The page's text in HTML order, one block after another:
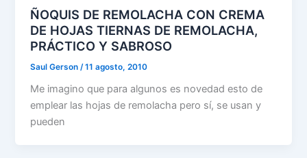
ÑOQUIS DE REMOLACHA CON CREMA
DE HOJAS TIERNAS DE REMOLACHA,
PRÁCTICO Y SABROSO
Saul Gerson /11 agosto, 2010
Me imagino que para algunos es novedad esto de
emplear las hojas de remolacha pero sí, se usan y
pueden